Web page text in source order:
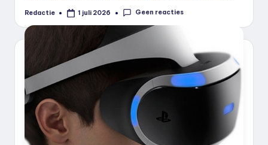
Geplaatst
Redactie 1 juli 2026 Geen reacties